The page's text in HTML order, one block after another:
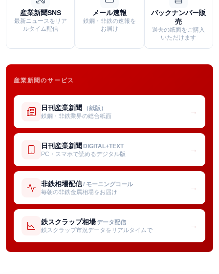
産業新聞SNS
最新ニュースをリア
ルタイム配信
メール速報
鉄鋼・非鉄の速報を
お届け
バックナンバー販
売
過去の紙面をご購入
いただけます
産業新聞のサービス
日刊産業新聞 （紙版）
鉄鋼・非鉄業界の総合紙面
→
日刊産業新聞 DIGITAL+TEXT
PC・スマホで読めるデジタル版
→
非鉄相場配信/ モーニングコール
毎朝の非鉄金属相場をお届け
→
鉄スクラップ相場 データ配信
鉄スクラップ市況データをリアルタイムで
→